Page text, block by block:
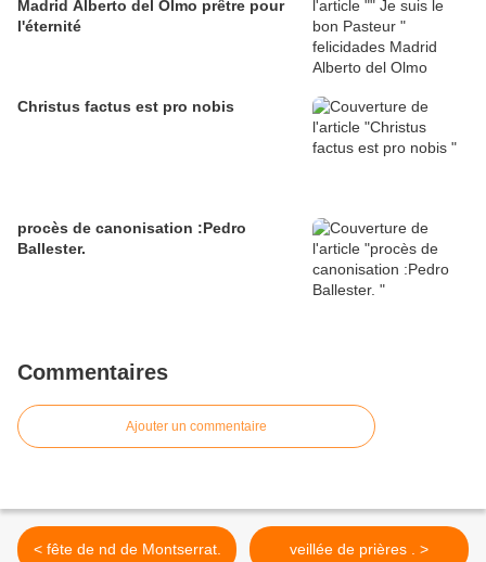
Madrid Alberto del Olmo prêtre pour
l'éternité
Christus factus est pro nobis
procès de canonisation :Pedro
Ballester.
Commentaires
Ajouter un commentaire
< fête de nd de Montserrat. veillée de prières . >